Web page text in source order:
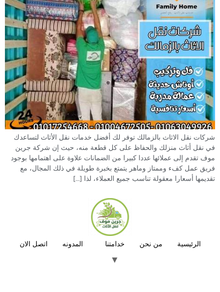
شركات نقل الاثاث بالزمالك توفر لك أفضل خدمات نقل الأثاث لتساعدك
في نقل أثاث منزلك والحفاظ على كل قطعة منه، حيث إن شركة جرين
موف تقدم إلى عملائها عددا كبيرا من الضمانات علاوة على اهتمامها بوجود
فريق عمل كفء وممتاز وماهر يتمتع بخبرة طويلة في ذلك المجال، مع
تقديمها أسعارا معقولة تناسب جميع العملاء، لذا […]
الرئيسية من نحن خدامتنا المدونه اتصل الان